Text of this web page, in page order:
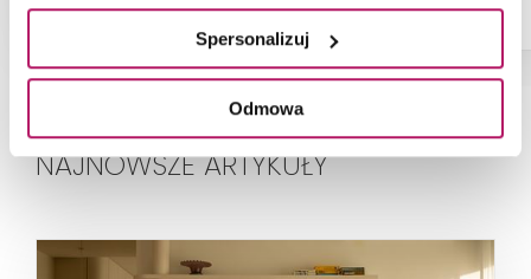
Spersonalizuj
Odmowa
Dostępność:na zamówienie
NAJNOWSZE ARTYKUŁY